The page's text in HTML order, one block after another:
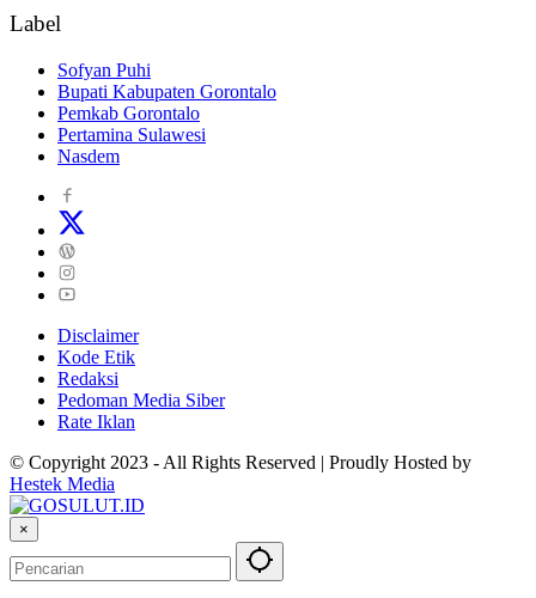
Label
Sofyan Puhi
Bupati Kabupaten Gorontalo
Pemkab Gorontalo
Pertamina Sulawesi
Nasdem
Disclaimer
Kode Etik
Redaksi
Pedoman Media Siber
Rate Iklan
© Copyright 2023 - All Rights Reserved | Proudly Hosted by
Hestek Media
×